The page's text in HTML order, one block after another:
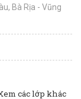
Bà Rịa - Vũng
các lớp khác